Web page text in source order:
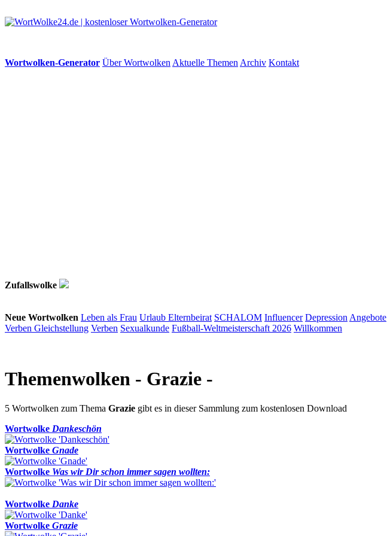
Wortwolken-Generator Über Wortwolken Aktuelle Themen Archiv Kontakt
Zufallswolke
Neue Wortwolken Leben als Frau Urlaub Elternbeirat SCHALOM Influencer Depression Angebote
Verben Gleichstellung Verben Sexualkunde Fußball-Weltmeisterschaft 2026 Willkommen
Themenwolken - Grazie -
5 Wortwolken zum Thema Grazie gibt es in dieser Sammlung zum kostenlosen Download
Wortwolke Dankeschön
Wortwolke Gnade
Wortwolke Was wir Dir schon immer sagen wollten:
Wortwolke Danke
Wortwolke Grazie